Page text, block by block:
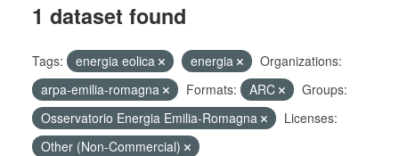
1 dataset found
Tags: energia eolica energia
Organizations:
arpa-emilia-romagna
Formats: ARC
Groups:
Osservatorio Energia Emilia-Romagna
Licenses:
Other (Non-Commercial)